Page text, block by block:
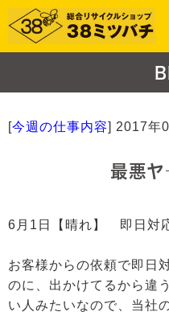
[今週の仕事内容] 2017年
最悪
6月1日【晴れ】 即日
お客様からの依頼で即日
のに、出かけてるから違
い人みたいなので、当社